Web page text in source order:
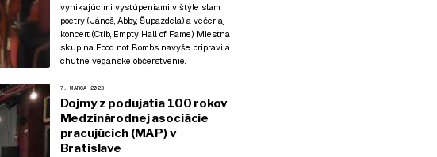
vynikajúcimi vystúpeniami v štýle slam
poetry (Jánoš, Abby, Šupazdela) a večer aj
koncert (Ctib, Empty Hall of Fame). Miestna
skupina Food not Bombs navyše pripravila
chutné vegánske občerstvenie.
7. MARCA 2023
Dojmy z podujatia 100 rokov
Medzinárodnej asociácie
pracujúcich (MAP) v
Bratislave